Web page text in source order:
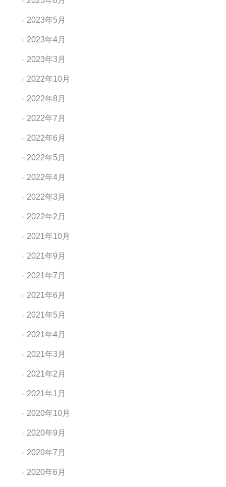
2023年5月
2023年4月
2023年3月
2022年10月
2022年8月
2022年7月
2022年6月
2022年5月
2022年4月
2022年3月
2022年2月
2021年10月
2021年9月
2021年7月
2021年6月
2021年5月
2021年4月
2021年3月
2021年2月
2021年1月
2020年10月
2020年9月
2020年7月
2020年6月